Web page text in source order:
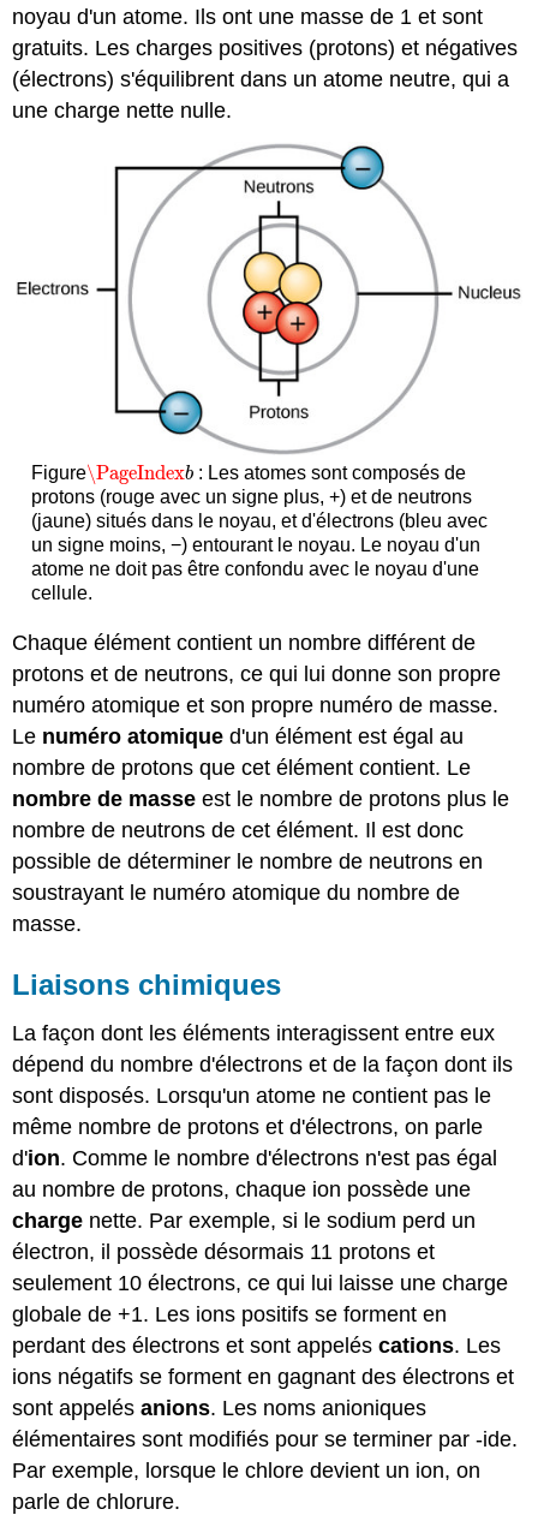
noyau d'un atome. Ils ont une masse de 1 et sont
gratuits. Les charges positives (protons) et négatives
(électrons) s'équilibrent dans un atome neutre, qui a
une charge nette nulle.
Figure\PageIndexb
\PageIndexb : Les atomes sont composés de
protons (rouge avec un signe plus, +) et de neutrons
(jaune) situés dans le noyau, et d'électrons (bleu avec
un signe moins, −) entourant le noyau. Le noyau d'un
atome ne doit pas être confondu avec le noyau d'une
cellule.
Chaque élément contient un nombre différent de
protons et de neutrons, ce qui lui donne son propre
numéro atomique et son propre numéro de masse.
Le numéro atomique d'un élément est égal au
nombre de protons que cet élément contient. Le
nombre de masse est le nombre de protons plus le
nombre de neutrons de cet élément. Il est donc
possible de déterminer le nombre de neutrons en
soustrayant le numéro atomique du nombre de
masse.
Liaisons chimiques
La façon dont les éléments interagissent entre eux
dépend du nombre d'électrons et de la façon dont ils
sont disposés. Lorsqu'un atome ne contient pas le
même nombre de protons et d'électrons, on parle
d'ion. Comme le nombre d'électrons n'est pas égal
au nombre de protons, chaque ion possède une
charge nette. Par exemple, si le sodium perd un
électron, il possède désormais 11 protons et
seulement 10 électrons, ce qui lui laisse une charge
globale de +1. Les ions positifs se forment en
perdant des électrons et sont appeléscations. Les
ions négatifs se forment en gagnant des électrons et
sont appelésanions. Les noms anioniques
élémentaires sont modifiés pour se terminer par -ide.
Par exemple, lorsque le chlore devient un ion, on
parle de chlorure.